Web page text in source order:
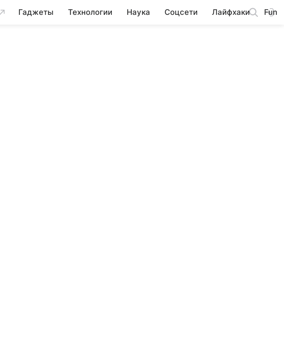
Гаджеты Технологии Наука Соцсети Лайфхаки Fun